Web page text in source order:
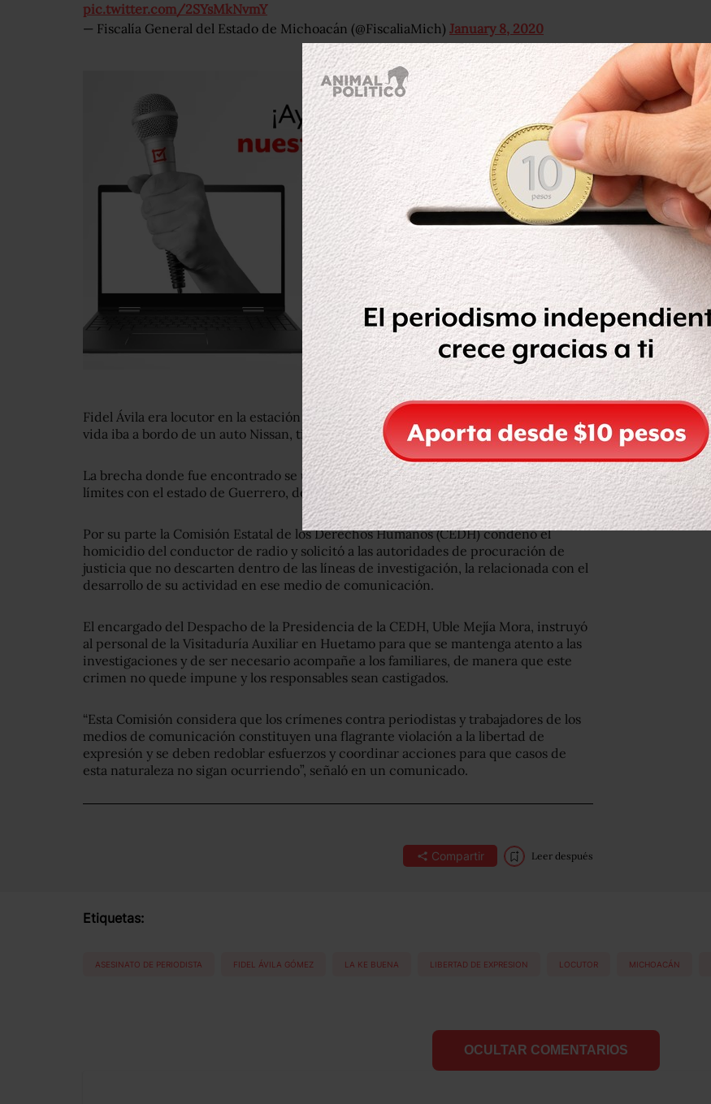
pic.twitter.com/2SYsMkNvmY
— Fiscalía General del Estado de Michoacán (@FiscaliaMich) January 8, 2020
Fidel Ávila era locutor en la estaciónLa Ke Buenay la última vez que se le vio con
vida iba a bordo de un auto Nissan, tipo Versa, color blanco.
La brecha donde fue encontrado se ubica en municipio de San Lucas, cerca de los
límites con el estado de Guerrero, de acuerdo con la agenciaNotimex.
Por su parte la Comisión Estatal de los Derechos Humanos (CEDH) condenó el
homicidio del conductor de radio y solicitó a las autoridades de procuración de
justicia que no descarten dentro de las líneas de investigación, la relacionada con el
desarrollo de su actividad en ese medio de comunicación.
El encargado del Despacho de la Presidencia de la CEDH, Uble Mejía Mora, instruyó
al personal de la Visitaduría Auxiliar en Huetamo para que se mantenga atento a las
investigaciones y de ser necesario acompañe a los familiares, de manera que este
crimen no quede impune y los responsables sean castigados.
“Esta Comisión considera que los crímenes contra periodistas y trabajadores de los
medios de comunicación constituyen una flagrante violación a la libertad de
expresión y se deben redoblar esfuerzos y coordinar acciones para que casos de
esta naturaleza no sigan ocurriendo”, señaló en un comunicado.
Compartir Leer después
Etiquetas:
ASESINATO DE PERIODISTA FIDEL ÁVILA GÓMEZ LA KE BUENA LIBERTAD DE EXPRESION LOCUTOR MICHOACÁN
OCULTAR COMENTARIOS